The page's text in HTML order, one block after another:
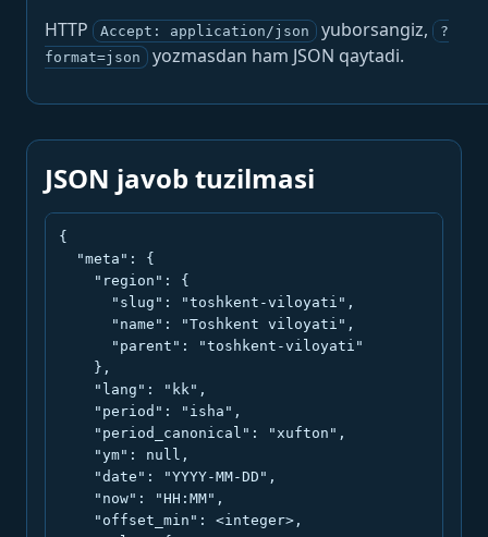
HTTP
Accept: application/json yuborsangiz,
?
format=json
yozmasdan ham JSON qaytadi.
JSON javob tuzilmasi
{
  "meta": {
    "region": {
      "slug": "toshkent-viloyati",
      "name": "Toshkent viloyati",
      "parent": "toshkent-viloyati"
    },
    "lang": "kk",
    "period": "isha",
    "period_canonical": "xufton",
    "ym": null,
    "date": "YYYY-MM-DD",
    "now": "HH:MM",
    "offset_min": <integer>,